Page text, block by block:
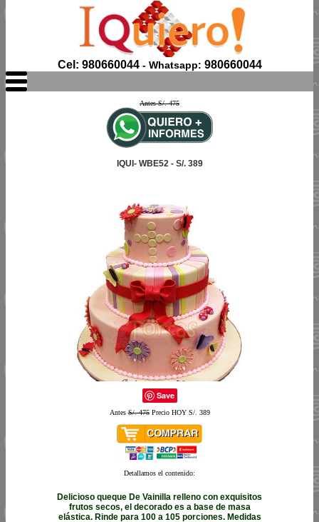
Cel: 980660044- Whatsapp: 980660044
Antes S/. 475
IQUI- WBE52 - S/. 389
Save
AntesS/. 475Precio HOY S/. 389
Detallamos el contenido:
Delicioso queque De Vainilla relleno con exquisitos
frutos secos, el decorado es a base de masa
elástica. Rinde para 100 a 105 porciones. Medidas